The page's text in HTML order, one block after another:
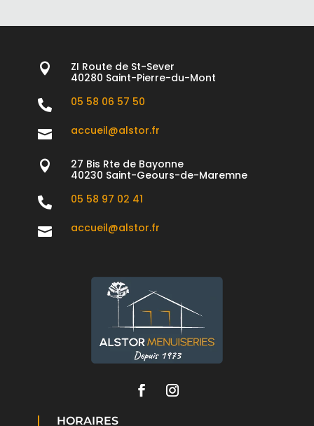

ZI Route de St-Sever
40280 Saint-Pierre-du-Mont
 05 58 06 57 50
 accueil@alstor.fr

27 Bis Rte de Bayonne
40230 Saint-Geours-de-Maremne
 05 58 97 02 41
 accueil@alstor.fr
HORAIRES